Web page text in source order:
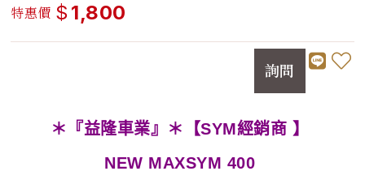
特惠價 $ 1,800
詢問
＊『益隆車業』＊【SYM經銷商 】
NEW MAXSYM 400